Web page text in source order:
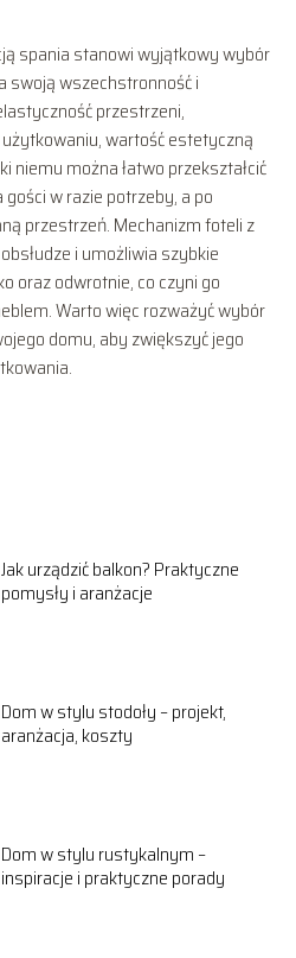
spania stanowi wyjątkowy wybór
swoją wszechstronność i
przestrzeni,
wartość estetyczną
niemu można łatwo przekształcić
w razie potrzeby, a po
przestrzeń. Mechanizm foteli z
i umożliwia szybkie
oraz odwrotnie, co czyni go
Warto więc rozważyć wybór
domu, aby zwiększyć jego
Jak urządzić balkon? Praktyczne
pomysły i aranżacje
Dom w stylu stodoły – projekt,
aranżacja, koszty
Dom w stylu rustykalnym –
inspiracje i praktyczne porady